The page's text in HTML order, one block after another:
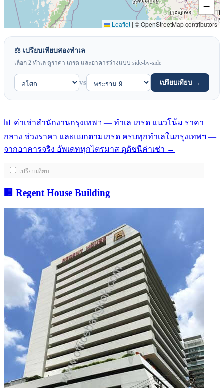
−
Leaflet | © OpenStreetMap contributors
⚖️ เปรียบเทียบสองทำเล
เลือก 2 ทำเล ดูราคา เกรด และอาคารว่างแบบ side-by-side
vs เปรียบเทียบ →
📊 ค่าเช่าสำนักงานกรุงเทพฯ — ทำเล เกรด แนวโน้ม ราคา
กลาง ช่วงราคา และแยกตามเกรด ครบทุกทำเลในกรุงเทพฯ —
จากอาคารจริง อัพเดททุกไตรมาส ดูดัชนีค่าเช่า →
เปรียบเทียบ
🏢 Regent House Building